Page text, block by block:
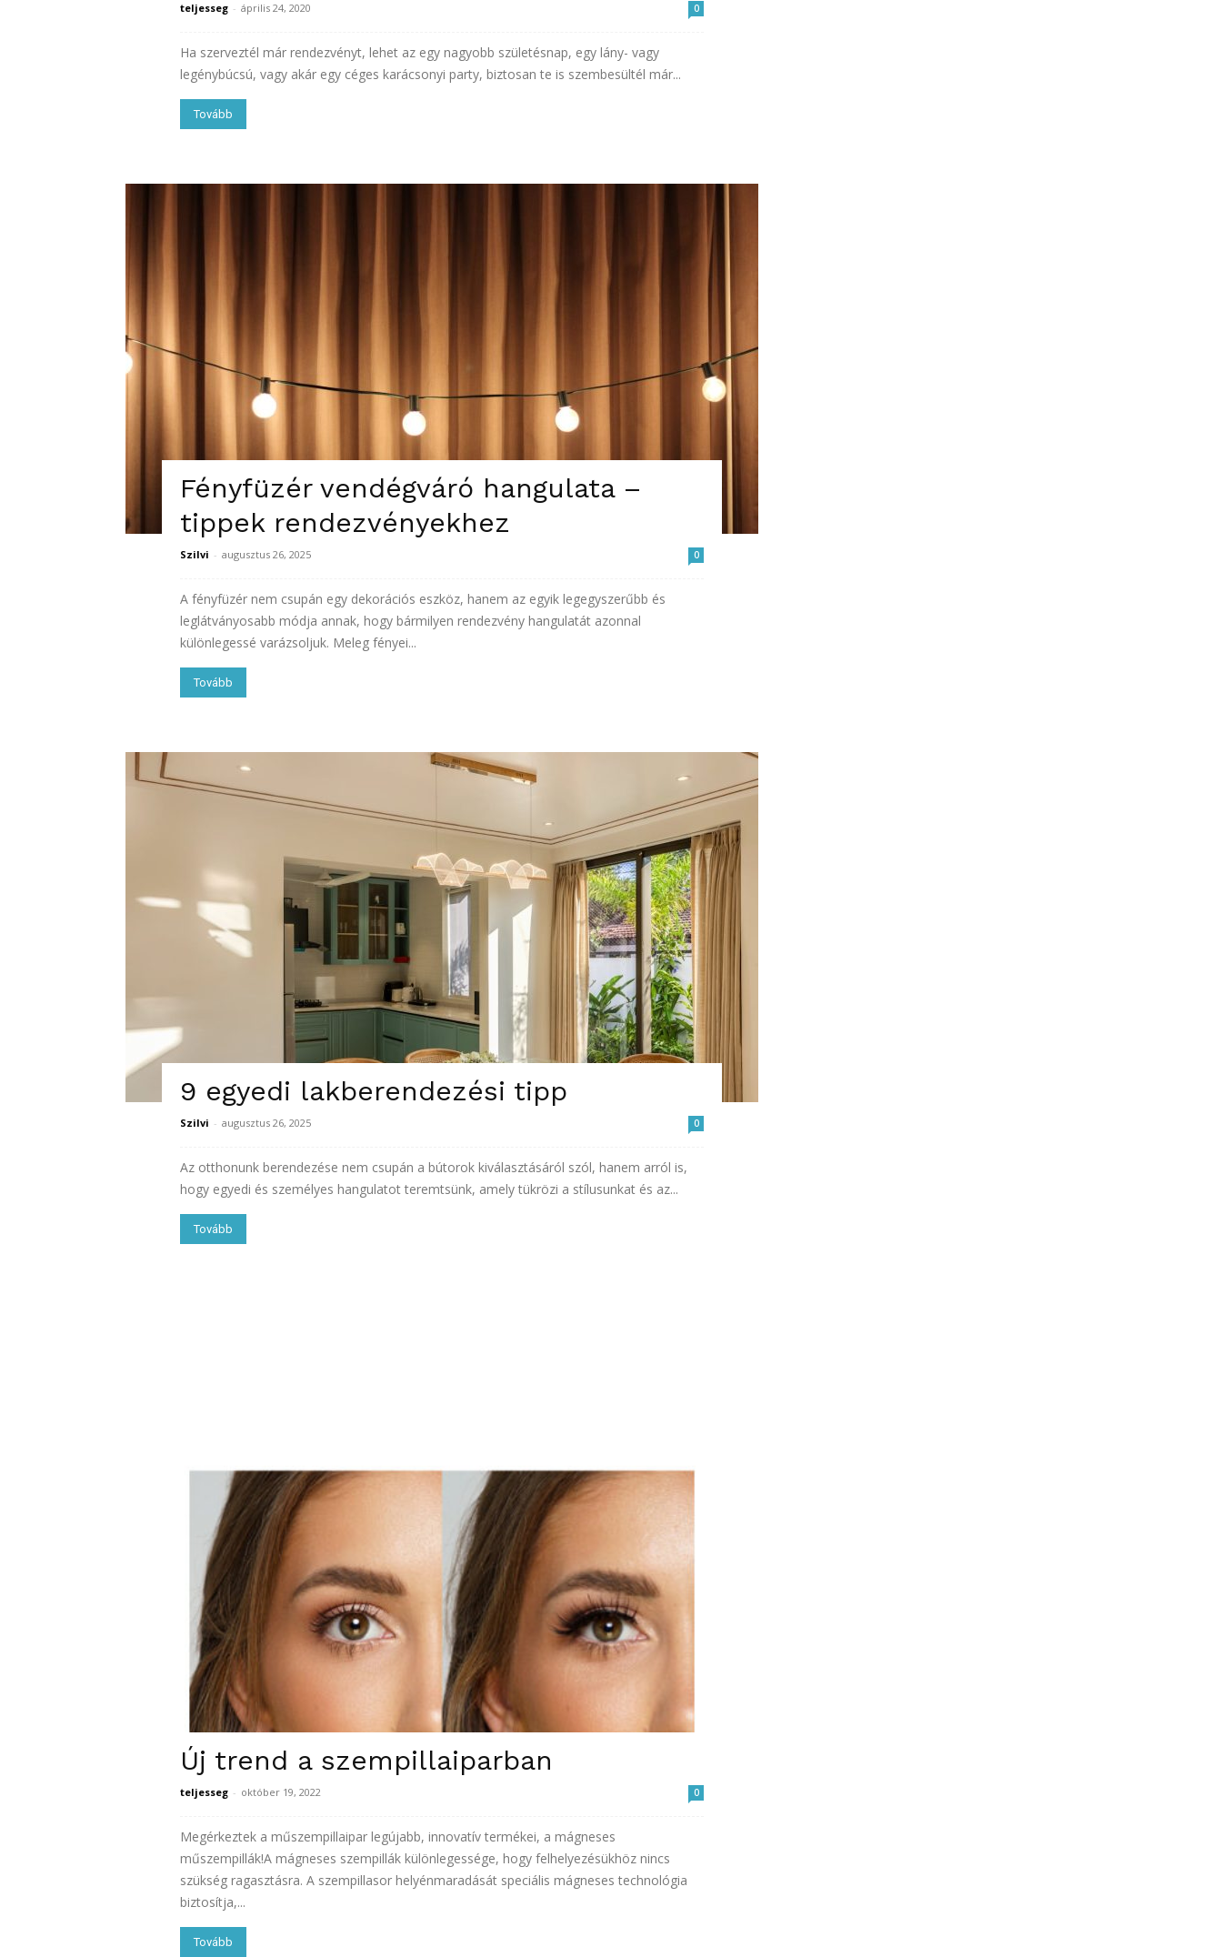
teljesseg - április 24, 2020 0
Ha szerveztél már rendezvényt, lehet az egy nagyobb születésnap, egy lány- vagy
legénybúcsú, vagy akár egy céges karácsonyi party, biztosan te is szembesültél már...
Tovább
Fényfüzér vendégváró hangulata –
tippek rendezvényekhez
Szilvi - augusztus 26, 2025 0
A fényfüzér nem csupán egy dekorációs eszköz, hanem az egyik legegyszerűbb és
leglátványosabb módja annak, hogy bármilyen rendezvény hangulatát azonnal
különlegessé varázsoljuk. Meleg fényei...
Tovább
9 egyedi lakberendezési tipp
Szilvi - augusztus 26, 2025 0
Az otthonunk berendezése nem csupán a bútorok kiválasztásáról szól, hanem arról is,
hogy egyedi és személyes hangulatot teremtsünk, amely tükrözi a stílusunkat és az...
Tovább
Új trend a szempillaiparban
teljesseg - október 19, 2022 0
Megérkeztek a műszempillaipar legújabb, innovatív termékei, a mágneses
műszempillák!A mágneses szempillák különlegessége, hogy felhelyezésükhöz nincs
szükség ragasztásra. A szempillasor helyénmaradását speciális mágneses technológia
biztosítja,...
Tovább